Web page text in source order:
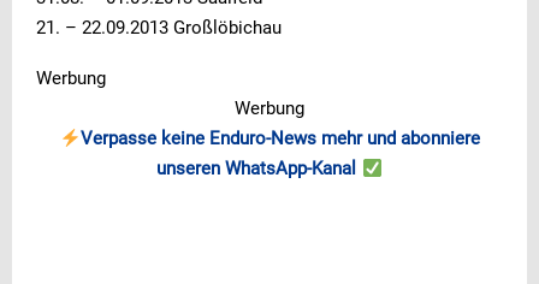
21. – 22.09.2013 Großlöbichau
Werbung
Werbung
Verpasse keine Enduro-News mehr und abonniere
unseren WhatsApp-Kanal